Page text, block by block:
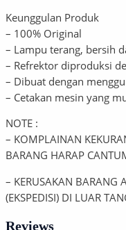
Keunggulan Produk
– 100% Original
– Lampu terang, bersih
– Refrektor diproduksi
– Dibuat dengan
– Cetakan mesin yang
NOTE :
– KOMPLAINAN
BARANG HARAP
– KERUSAKAN BARANG
(EKSPEDISI) DI LUAR
Reviews